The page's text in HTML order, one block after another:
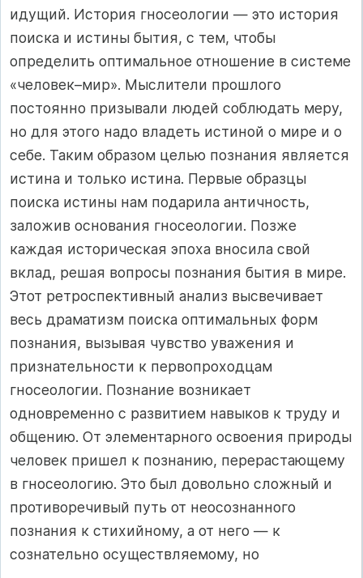
идущий. История гносеологии — это история
поиска и истины бытия, с тем, чтобы
определить оптимальное отношение в системе
«человек–мир». Мыслители прошлого
постоянно призывали людей соблюдать меру,
но для этого надо владеть истиной о мире и о
себе. Таким образом целью познания является
истина и только истина. Первые образцы
поиска истины нам подарила античность,
заложив основания гносеологии. Позже
каждая историческая эпоха вносила свой
вклад, решая вопросы познания бытия в мире.
Этот ретроспективный анализ высвечивает
весь драматизм поиска оптимальных форм
познания, вызывая чувство уважения и
признательности к первопроходцам
гносеологии. Познание возникает
одновременно с развитием навыков к труду и
общению. От элементарного освоения природы
человек пришел к познанию, перерастающему
в гносеологию. Это был довольно сложный и
противоречивый путь от неосознанного
познания к стихийному, а от него — к
сознательно осуществляемому, но